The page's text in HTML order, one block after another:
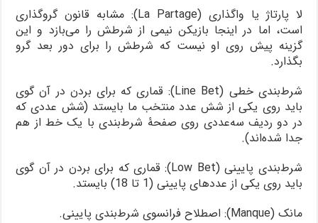
لا پارتاژ یا واگذاری (La Partage): مشابه قانون گروگذاری
است، اما در اینجا بازیکن نیمی از شرطش را می‌بازد و این
گزینه پیش روی او نیست که شرطش را برای دور بعد گرو
بگذارد.
شرط‌بندی خطی (Line Bet): قماری که برای بردن در آن گوی
باید روی یکی از شش عدد منتخب ما بایستد (شش عددی که
در دو ردیف سه‌عددی روی صفحۀ شرط‌بندی با یک خط از هم
جدا شده‌اند).
شرط‌بندی پایینی (Low Bet): قماری که برای بردن در آن گوی
باید روی یکی از عددهای پایینی (1 تا 18) بایستد.
مانک (Manque): اصطلاح فرانسوی شرط‌بندی پایینی.